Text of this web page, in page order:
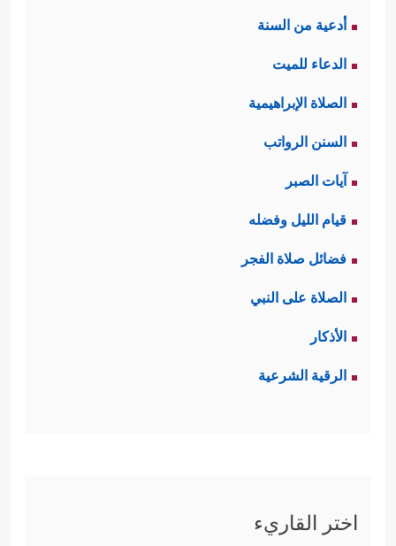
أدعية من السنة
الدعاء للميت
الصلاة الإبراهيمية
السنن الرواتب
آيات الصبر
قيام الليل وفضله
فضائل صلاة الفجر
الصلاة على النبي
الأذكار
الرقية الشرعية
اختر القاريء